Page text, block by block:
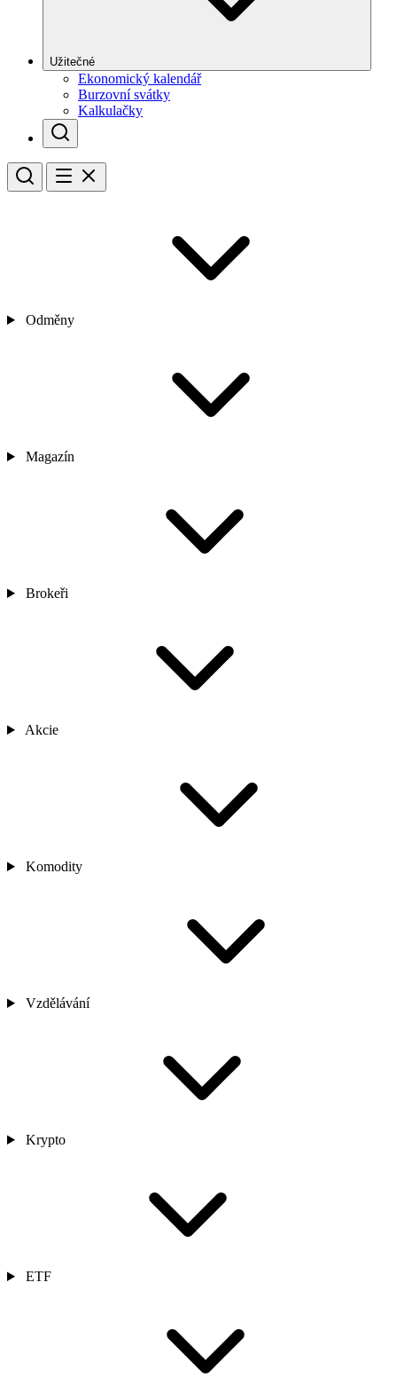
Užitečné
Ekonomický kalendář
Burzovní svátky
Kalkulačky
Odměny
Magazín
Brokeři
Akcie
Komodity
Vzdělávání
Krypto
ETF